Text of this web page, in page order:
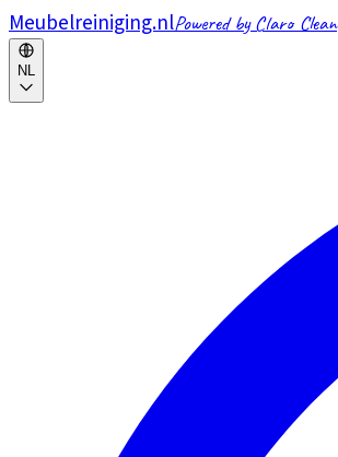
Meubelreiniging.nlPowered by Claro Clean
NL